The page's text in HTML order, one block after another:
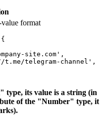
format
site.com',
t.me/telegram-channel',
its value is a string (in
of the "Number" type, it